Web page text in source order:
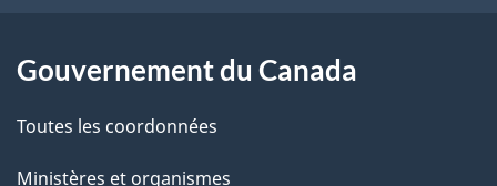
a
g
e
a
t
i
Gouvernement du Canada
Toutes les coordonnées
Ministères et organismes